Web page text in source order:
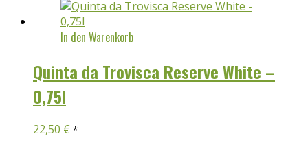
In den Warenkorb
Quinta da Trovisca Reserve White –
0,75l
22,50 € *